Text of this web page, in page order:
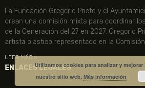
La Fundación Gregorio Prieto y el
crean una comisión mixta para coordinar
de la Generación del 27 en 2027. Gregorio
artista plástico representado en la
LEER MÁS »
ENLACES LEGALES
Utilizamos cookies para analizar y mejorar
nuestro sitio web.Más información